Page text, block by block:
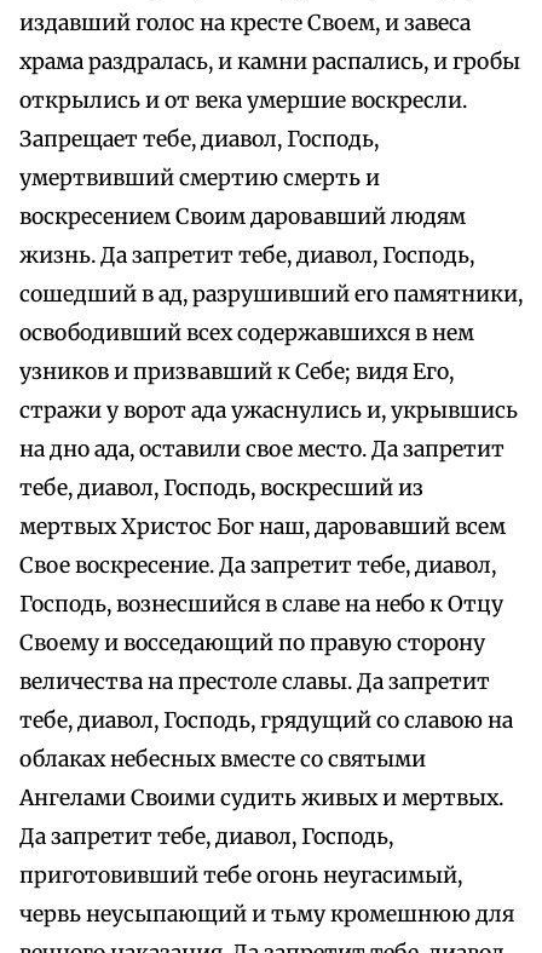
издавший голос на кресте Своем, и завеса
храма раздралась, и камни распались, и гробы
открылись и от века умершие воскресли.
Запрещает тебе, диавол, Господь,
умертвивший смертию смерть и
воскресением Своим даровавший людям
жизнь. Да запретит тебе, диавол, Господь,
сошедший в ад, разрушивший его памятники,
освободивший всех содержавшихся в нем
узников и призвавший к Себе; видя Его,
стражи у ворот ада ужаснулись и, укрывшись
на дно ада, оставили свое место. Да запретит
тебе, диавол, Господь, воскресший из
мертвых Христос Бог наш, даровавший всем
Свое воскресение. Да запретит тебе, диавол,
Господь, вознесшийся в славе на небо к Отцу
Своему и восседающий по правую сторону
величества на престоле славы. Да запретит
тебе, диавол, Господь, грядущий со славою на
облаках небесных вместе со святыми
Ангелами Своими судить живых и мертвых.
Да запретит тебе, диавол, Господь,
приготовивший тебе огонь неугасимый,
червь неусыпающий и тьму кромешнюю для